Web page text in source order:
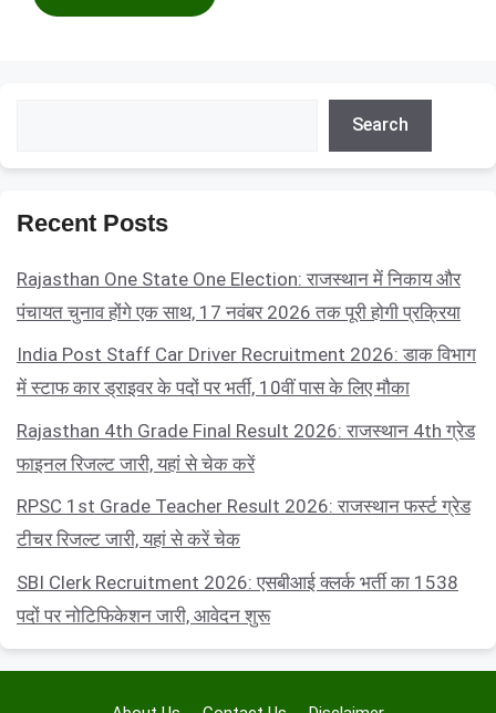
Search
Recent Posts
Rajasthan One State One Election: राजस्थान में निकाय और
पंचायत चुनाव होंगे एक साथ, 17 नवंबर 2026 तक पूरी होगी प्रक्रिया
India Post Staff Car Driver Recruitment 2026: डाक विभाग
में स्टाफ कार ड्राइवर के पदों पर भर्ती, 10वीं पास के लिए मौका
Rajasthan 4th Grade Final Result 2026: राजस्थान 4th ग्रेड
फाइनल रिजल्ट जारी, यहां से चेक करें
RPSC 1st Grade Teacher Result 2026: राजस्थान फर्स्ट ग्रेड
टीचर रिजल्ट जारी, यहां से करें चेक
SBI Clerk Recruitment 2026: एसबीआई क्लर्क भर्ती का 1538
पदों पर नोटिफिकेशन जारी, आवेदन शुरू